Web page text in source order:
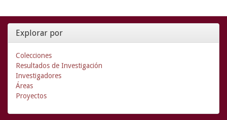
Explorar por
Colecciones
Resultados de Investigación
Investigadores
Áreas
Proyectos